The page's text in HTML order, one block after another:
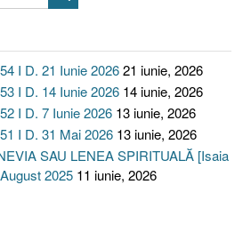
I D. 21 Iunie 202621 iunie, 2026
I D. 14 Iunie 2026 14 iunie, 2026
I D. 7 Iunie 2026 13 iunie, 2026
I D. 31 Mai 2026 13 iunie, 2026
SAU LENEA SPIRITUALĂ [Isaia
2025 11 iunie, 2026